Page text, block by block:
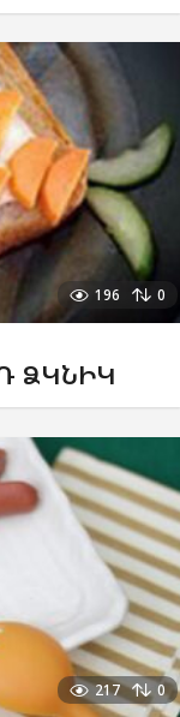
196 0
ՁԿՆԻԿ
217 0